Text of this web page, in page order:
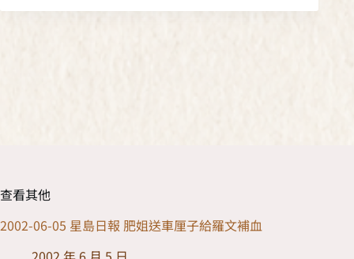
查看其他
2002-06-05 星島日報 肥姐送車厘子給羅文補血